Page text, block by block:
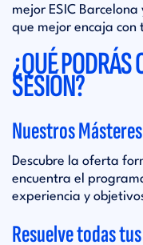
mejor ESIC
que mejor encaja con
¿QUÉ PODRÁS
SESIÓN?
Nuestros
Descubre la oferta
encuentra el
experiencia y
Resuelve todas